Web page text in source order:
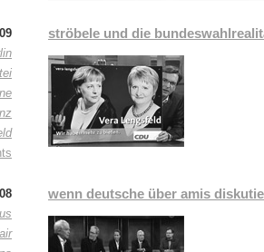
ströbele und die
wenn deutsche über amis